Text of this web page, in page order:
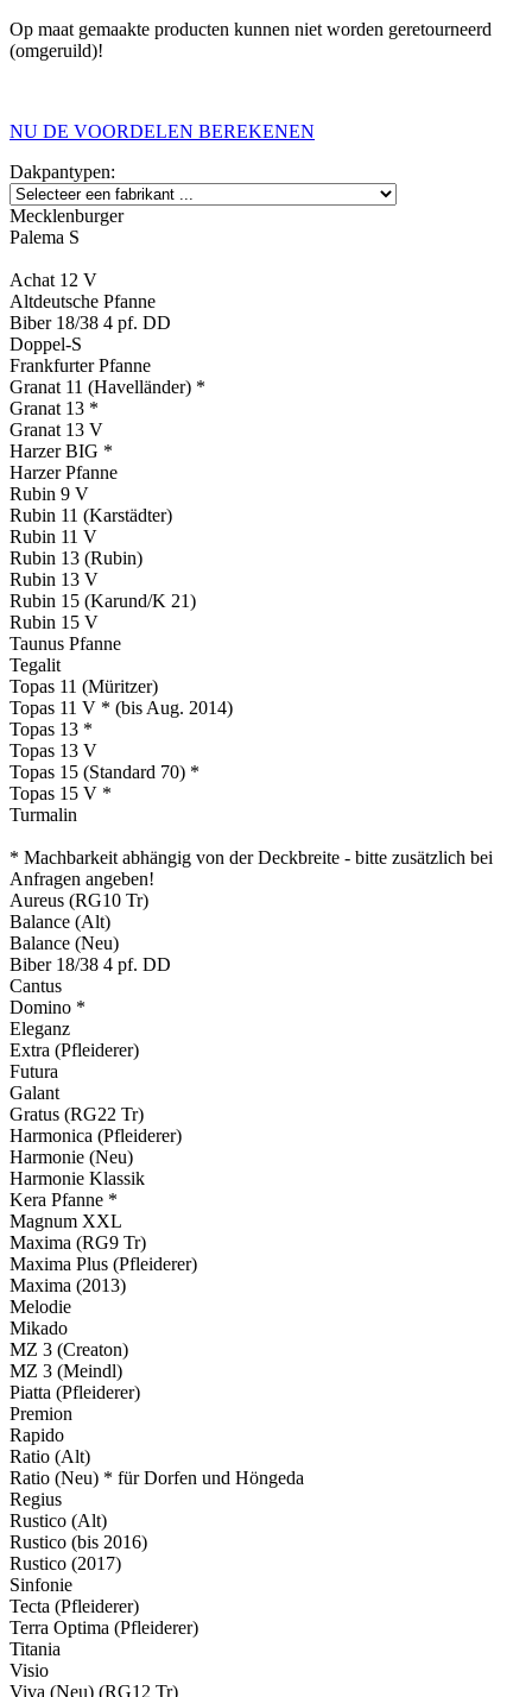
Op maat gemaakte producten kunnen niet worden geretourneerd
(omgeruild)!
NU DE VOORDELEN BEREKENEN
Dakpantypen:
Mecklenburger
Palema S
Achat 12 V
Altdeutsche Pfanne
Biber 18/38 4 pf. DD
Doppel-S
Frankfurter Pfanne
Granat 11 (Havelländer) *
Granat 13 *
Granat 13 V
Harzer BIG *
Harzer Pfanne
Rubin 9 V
Rubin 11 (Karstädter)
Rubin 11 V
Rubin 13 (Rubin)
Rubin 13 V
Rubin 15 (Karund/K 21)
Rubin 15 V
Taunus Pfanne
Tegalit
Topas 11 (Müritzer)
Topas 11 V * (bis Aug. 2014)
Topas 13 *
Topas 13 V
Topas 15 (Standard 70) *
Topas 15 V *
Turmalin
* Machbarkeit abhängig von der Deckbreite ‑ bitte zusätzlich bei
Anfragen angeben!
Aureus (RG10 Tr)
Balance (Alt)
Balance (Neu)
Biber 18/38 4 pf. DD
Cantus
Domino *
Eleganz
Extra (Pfleiderer)
Futura
Galant
Gratus (RG22 Tr)
Harmonica (Pfleiderer)
Harmonie (Neu)
Harmonie Klassik
Kera Pfanne *
Magnum XXL
Maxima (RG9 Tr)
Maxima Plus (Pfleiderer)
Maxima (2013)
Melodie
Mikado
MZ 3 (Creaton)
MZ 3 (Meindl)
Piatta (Pfleiderer)
Premion
Rapido
Ratio (Alt)
Ratio (Neu) * für Dorfen und Höngeda
Regius
Rustico (Alt)
Rustico (bis 2016)
Rustico (2017)
Sinfonie
Tecta (Pfleiderer)
Terra Optima (Pfleiderer)
Titania
Visio
Viva (Neu) (RG12 Tr)